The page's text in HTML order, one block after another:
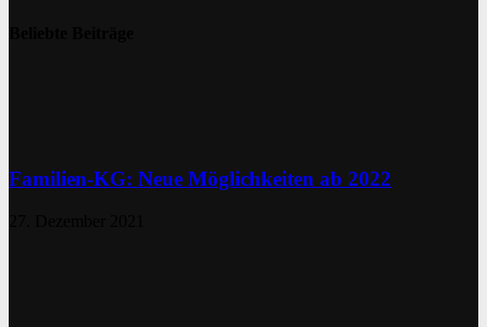
Familien-KG: Neue Möglichkeiten ab 2022